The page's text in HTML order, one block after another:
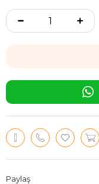
Paylaş